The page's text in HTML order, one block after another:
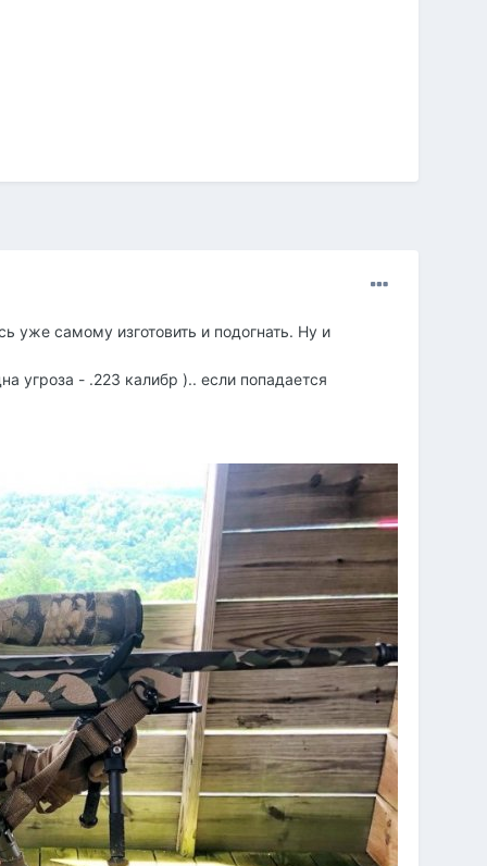
уже самому изготовить и подогнать. Ну и
угроза - .223 калибр ).. если попадается